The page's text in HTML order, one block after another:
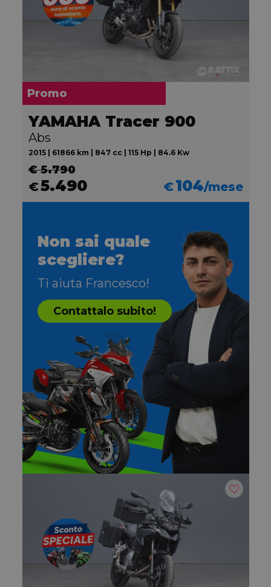
Promo
YAMAHA Tracer 900
Abs
2015 | 61866 km | 847 cc | 115 Hp | 84.6 Kw
€ 5.790
€5.490 €104/mese
Non sai quale
scegliere?
Ti aiuta Francesco!
Contattalo subito!